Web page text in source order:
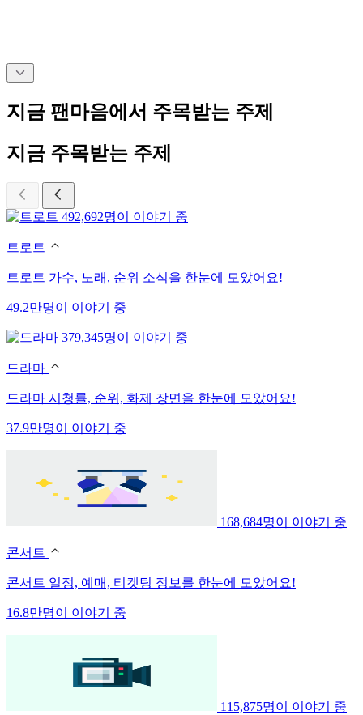
지금 팬마음에서 주목받는 주제
지금 주목받는 주제
492,692명이 이야기 중
트로트
트로트 가수, 노래, 순위 소식을 한눈에 모았어요!
49.2만명이 이야기 중
379,345명이 이야기 중
드라마
드라마 시청률, 순위, 화제 장면을 한눈에 모았어요!
37.9만명이 이야기 중
168,684명이 이야기 중
콘서트
콘서트 일정, 예매, 티켓팅 정보를 한눈에 모았어요!
16.8만명이 이야기 중
115,875명이 이야기 중